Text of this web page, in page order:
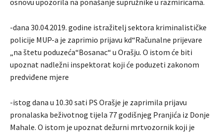
osnovu upozorila na ponašanje supružnike u razmiricama.
-dana 30.04.2019. godine istražitelj sektora kriminalističke
policije MUP-a je zaprimio prijavu kd“Računalne prijevare
„na štetu poduzeća“Bosanac“ u Orašju. O istom će biti
upoznat nadležni inspektorat koji će poduzeti zakonom
predviđene mjere
-istog dana u 10.30 sati PS Orašje je zaprimila prijavu
pronalaska beživotnog tijela 77 godišnjeg Pranjića iz Donje
Mahale. O istom je upoznat dežurni mrtvozornik koji je